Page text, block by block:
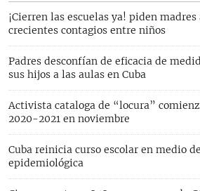
¡Cierren las escuelas ya! piden
crecientes contagios entre niños
Padres desconfían de eficacia de
sus hijos a las aulas en Cuba
Activista cataloga de “locura”
2020-2021 en noviembre
Cuba reinicia curso escolar en medio
epidemiológica